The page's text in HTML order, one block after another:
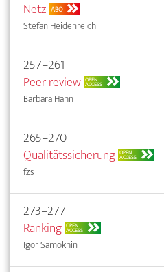
Netz ABO
Stefan Heidenreich
257–261
Peer review OPEN
ACCESS
Barbara Hahn
265–270
Qualitätssicherung OPEN
ACCESS
fzs
273–277
Ranking OPEN
ACCESS
Igor Samokhin